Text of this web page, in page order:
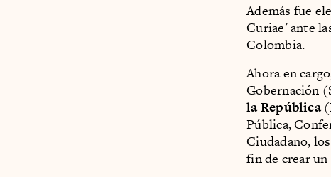
Además fue
Curiae' ante
Colombia.
Ahora en
Gobernación
la República
Pública,
Ciudadano,
fin de crear un